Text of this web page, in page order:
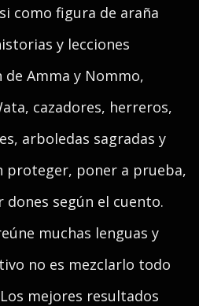
como figura de araña
y lecciones
de Amma y Nommo,
cazadores, herreros,
arboledas sagradas y
proteger, poner a prueba,
dones según el cuento.
muchas lenguas y
no es mezclarlo todo
mejores resultados